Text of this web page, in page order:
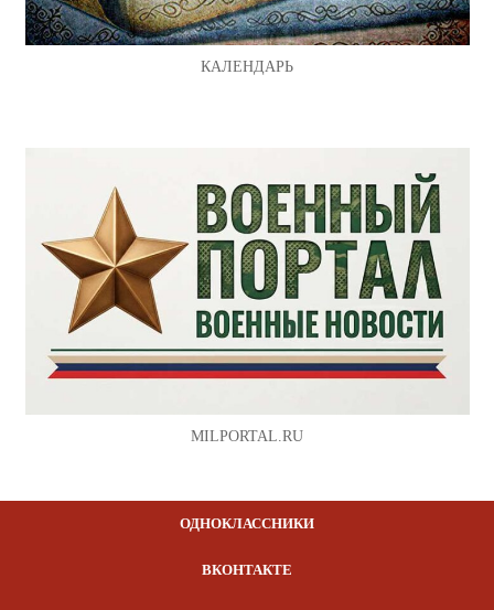
КАЛЕНДАРЬ
MILPORTAL.RU
ОДНОКЛАССНИКИ
ВКОНТАКТЕ